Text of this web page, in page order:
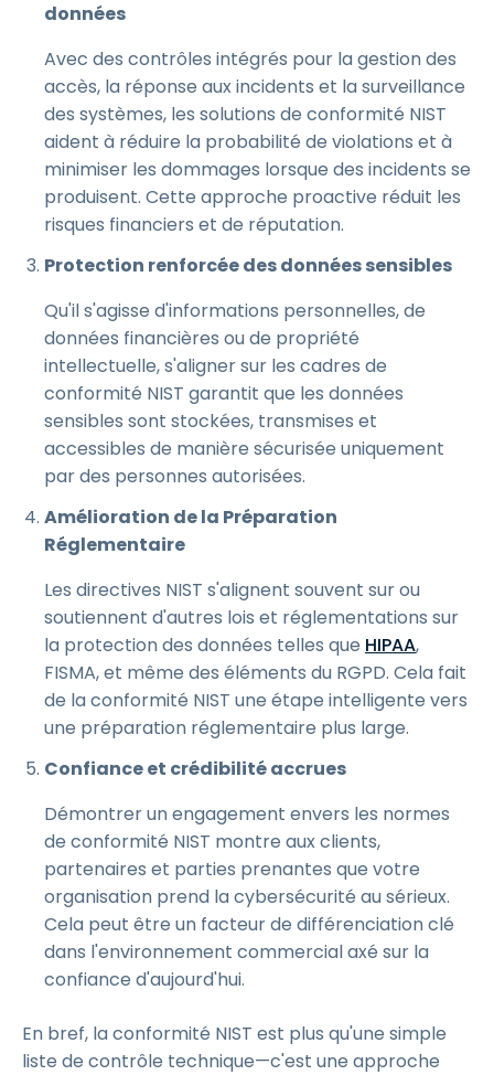
données
Avec des contrôles intégrés pour la gestion des
accès, la réponse aux incidents et la surveillance
des systèmes, les solutions de conformité NIST
aident à réduire la probabilité de violations et à
minimiser les dommages lorsque des incidents se
produisent. Cette approche proactive réduit les
risques financiers et de réputation.
Protection renforcée des données sensibles
Qu'il s'agisse d'informations personnelles, de
données financières ou de propriété
intellectuelle, s'aligner sur les cadres de
conformité NIST garantit que les données
sensibles sont stockées, transmises et
accessibles de manière sécurisée uniquement
par des personnes autorisées.
Amélioration de la Préparation
Réglementaire
Les directives NIST s'alignent souvent sur ou
soutiennent d'autres lois et réglementations sur
la protection des données telles que HIPAA,
FISMA, et même des éléments du RGPD. Cela fait
de la conformité NIST une étape intelligente vers
une préparation réglementaire plus large.
Confiance et crédibilité accrues
Démontrer un engagement envers les normes
de conformité NIST montre aux clients,
partenaires et parties prenantes que votre
organisation prend la cybersécurité au sérieux.
Cela peut être un facteur de différenciation clé
dans l'environnement commercial axé sur la
confiance d'aujourd'hui.
En bref, la conformité NIST est plus qu'une simple
liste de contrôle technique—c'est une approche